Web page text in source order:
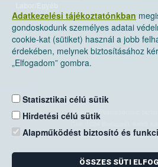
Adatkezelési tájékoztatónkban
gondoskodunk személyes adatai
cookie-kat (sütiket) használ a jobb
érdekében, melynek biztosításához
„Elfogadom” gombra.
Statisztikai célú sütik
Hirdetési célú sütik
Alapműködést biztosító és
ÖSSZES SÜTI
Nemzeti Élelmiszerlánc-
Levelezési cím: 1525